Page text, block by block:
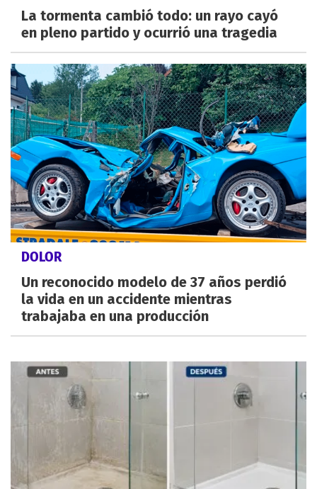
La tormenta cambió todo: un rayo cayó
en pleno partido y ocurrió una tragedia
DOLOR
Un reconocido modelo de 37 años perdió
la vida en un accidente mientras
trabajaba en una producción